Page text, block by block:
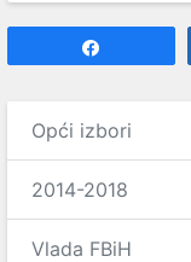
Opći izbori
2014-2018
Vlada FBiH